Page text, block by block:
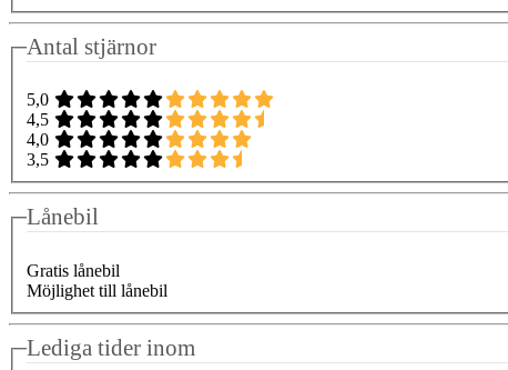
Antal stjärnor
5,0
4,5
4,0
3,5
Lånebil
Gratis lånebil
Möjlighet till lånebil
Lediga tider inom